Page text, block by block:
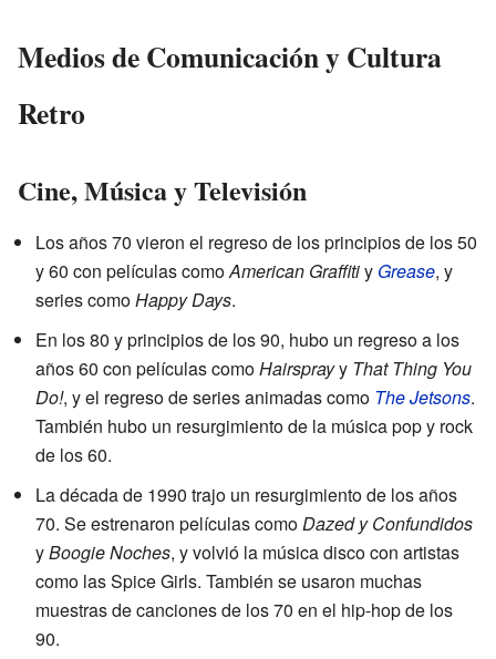
Medios de Comunicación y Cultura
Retro
Cine, Música y Televisión
Los años 70 vieron el regreso de los principios de los 50
y 60 con películas comoAmerican Graffitiy Grease, y
series comoHappy Days.
En los 80 y principios de los 90, hubo un regreso a los
años 60 con películas comoHairsprayy That Thing You
Do!, y el regreso de series animadas como The Jetsons.
También hubo un resurgimiento de la música pop y rock
de los 60.
La década de 1990 trajo un resurgimiento de los años
70. Se estrenaron películas comoDazed y Confundidos
yBoogie Noches, y volvió la música disco con artistas
como las Spice Girls. También se usaron muchas
muestras de canciones de los 70 en el hip-hop de los
90.